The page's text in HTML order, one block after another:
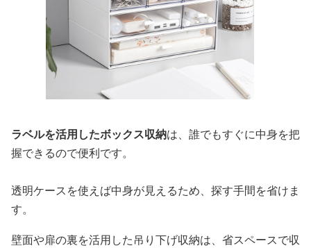
ラベルを活用したボックス収納は、誰でもすぐに中身を把
握できるので便利です。
透明ケースを使えば中身が見えるため、探す手間を省けま
す。
壁面や扉の裏を活用した吊り下げ収納は、省スペースで収